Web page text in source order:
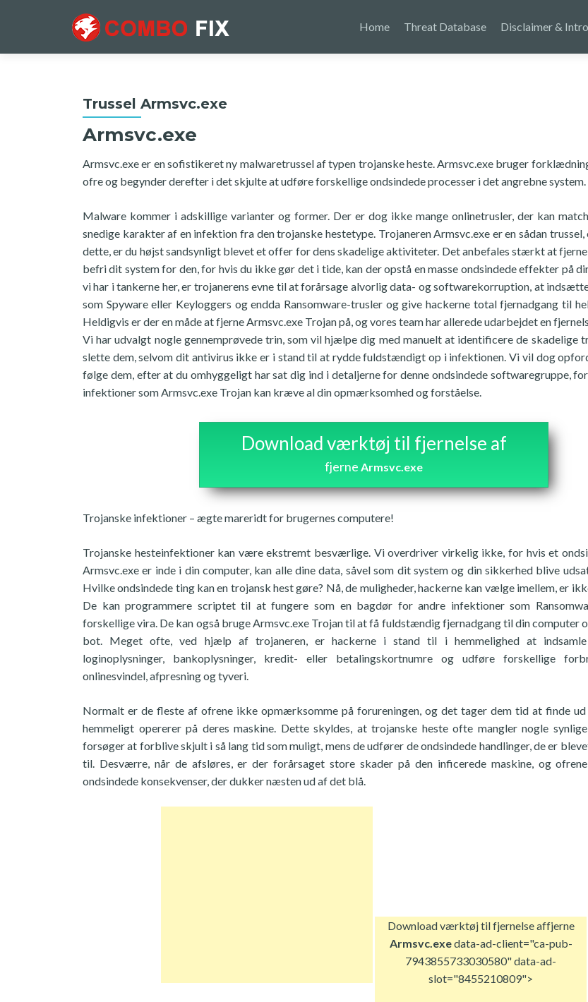
Home Threat Database Disclaimer &
Trussel Armsvc.exe
Armsvc.exe
Armsvc.exe er en sofistikeret ny malwaretrussel af typen trojanske heste. Armsvc.exe bruger
ofre og begynder derefter i det skjulte at udføre forskellige ondsindede processer i det angrebne system.
Malware kommer i adskillige varianter og former. Der er dog ikke mange onlinetrusler, der kan
snedige karakter af en infektion fra den trojanske hestetype. Trojaneren Armsvc.exe er en sådan
dette, er du højst sandsynligt blevet et offer for dens skadelige aktiviteter. Det anbefales stærkt at
befri dit system for den, for hvis du ikke gør det i tide, kan der opstå en masse ondsindede effekter på
vi har i tankerne her, er trojanerens evne til at forårsage alvorlig data- og softwarekorruption, at
som Spyware eller Keyloggers og endda Ransomware-trusler og give hackerne total fjernadgang til
Heldigvis er der en måde at fjerne Armsvc.exe Trojan på, og vores team har allerede udarbejdet en
Vi har udvalgt nogle gennemprøvede trin, som vil hjælpe dig med manuelt at identificere de skadelige
slette dem, selvom dit antivirus ikke er i stand til at rydde fuldstændigt op i infektionen. Vi vil dog
følge dem, efter at du omhyggeligt har sat dig ind i detaljerne for denne ondsindede softwaregruppe,
infektioner som Armsvc.exe Trojan kan kræve al din opmærksomhed og forståelse.
Download værktøj til fjernelse af
fjerne Armsvc.exe
Trojanske infektioner – ægte mareridt for brugernes computere!
Trojanske hesteinfektioner kan være ekstremt besværlige. Vi overdriver virkelig ikke, for hvis et
Armsvc.exe er inde i din computer, kan alle dine data, såvel som dit system og din sikkerhed blive
Hvilke ondsindede ting kan en trojansk hest gøre? Nå, de muligheder, hackerne kan vælge imellem, er
De kan programmere scriptet til at fungere som en bagdør for andre infektioner som
forskellige vira. De kan også bruge Armsvc.exe Trojan til at få fuldstændig fjernadgang til din computer
bot. Meget ofte, ved hjælp af trojaneren, er hackerne i stand til i hemmelighed at indsamle
loginoplysninger, bankoplysninger, kredit- eller betalingskortnumre og udføre forskellige
onlinesvindel, afpresning og tyveri.
Normalt er de fleste af ofrene ikke opmærksomme på forureningen, og det tager dem tid at finde ud
hemmeligt opererer på deres maskine. Dette skyldes, at trojanske heste ofte mangler nogle
forsøger at forblive skjult i så lang tid som muligt, mens de udfører de ondsindede handlinger, de er
til. Desværre, når de afsløres, er der forårsaget store skader på den inficerede maskine, og
ondsindede konsekvenser, der dukker næsten ud af det blå.
Download værktøj til fjernelse affjerne
Armsvc.exedata-ad-client="ca-pub-
7943855733030580" data-ad-
slot="8455210809">